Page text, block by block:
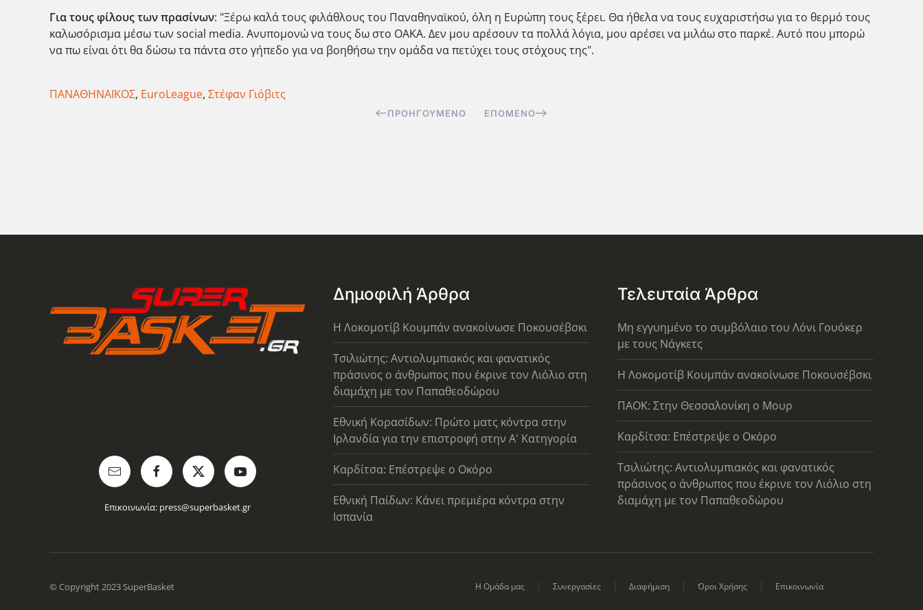
Για τους φίλους των πρασίνων: "Ξέρω καλά τους φιλάθλους του Παναθηναϊκού, όλη η Ευρώπη τους ξέρει. Θα ήθελα να τους ευχαριστήσω για το θερμό τους
καλωσόρισμα μέσω των social media. Ανυπομονώ να τους δω στο ΟΑΚΑ. Δεν μου αρέσουν τα πολλά λόγια, μου αρέσει να μιλάω στο παρκέ. Αυτό που μπορώ
να πω είναι ότι θα δώσω τα πάντα στο γήπεδο για να βοηθήσω την ομάδα να πετύχει τους στόχους της".
ΠΑΝΑΘΗΝΑΪΚΟΣ, EuroLeague, Στέφαν Γιόβιτς
ΠΡΟΗΓΟΎΜΕΝΟ ΕΠΌΜΕΝΟ
Επικοινωνία: press@superbasket.gr
Δημοφιλή Άρθρα
Η Λοκομοτίβ Κουμπάν ανακοίνωσε Ποκουσέβσκι
Τσιλιώτης: Αντιολυμπιακός και φανατικός
πράσινος ο άνθρωπος που έκρινε τον Λιόλιο στη
διαμάχη με τον Παπαθεοδώρου
Εθνική Κορασίδων: Πρώτο ματς κόντρα στην
Ιρλανδία για την επιστροφή στην Α' Κατηγορία
Καρδίτσα: Επέστρεψε ο Οκόρο
Εθνική Παίδων: Κάνει πρεμιέρα κόντρα στην
Ισπανία
Τελευταία Άρθρα
Μη εγγυημένο το συμβόλαιο του Λόνι Γουόκερ
με τους Νάγκετς
Η Λοκομοτίβ Κουμπάν ανακοίνωσε Ποκουσέβσκι
ΠΑΟΚ: Στην Θεσσαλονίκη ο Μουρ
Καρδίτσα: Επέστρεψε ο Οκόρο
Τσιλιώτης: Αντιολυμπιακός και φανατικός
πράσινος ο άνθρωπος που έκρινε τον Λιόλιο στη
διαμάχη με τον Παπαθεοδώρου
© Copyright 2023 SuperBasket Η Ομάδα μας Συνεργασίες Διαφήμιση Όροι Χρήσης Επικοινωνία